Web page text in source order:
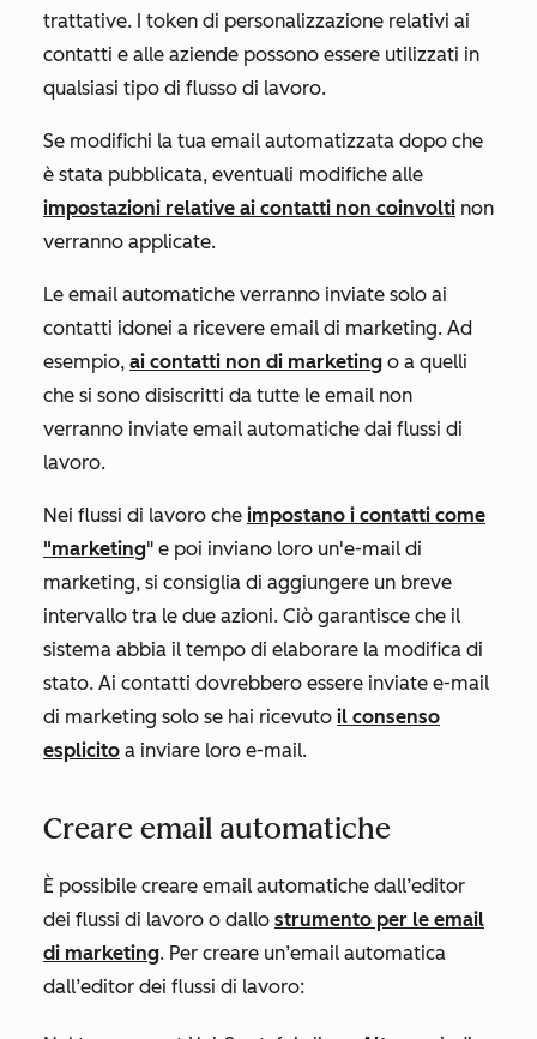
trattative. I token di personalizzazione relativi ai
contatti e alle aziende possono essere utilizzati in
qualsiasi tipo di flusso di lavoro.
Se modifichi la tua email automatizzata dopo che
è stata pubblicata, eventuali modifiche alle
impostazioni relative ai contatti non coinvolti non
verranno applicate.
Le email automatiche verranno inviate solo ai
contatti idonei a ricevere email di marketing. Ad
esempio, ai contatti non di marketing o a quelli
che si sono disiscritti da tutte le email non
verranno inviate email automatiche dai flussi di
lavoro.
Nei flussi di lavoro che impostano i contatti come
"marketing" e poi inviano loro un'e-mail di
marketing, si consiglia di aggiungere un breve
intervallo tra le due azioni. Ciò garantisce che il
sistema abbia il tempo di elaborare la modifica di
stato. Ai contatti dovrebbero essere inviate e-mail
di marketing solo se hai ricevuto il consenso
esplicito a inviare loro e-mail.
Creare email automatiche
È possibile creare email automatiche dall’editor
dei flussi di lavoro o dallo strumento per le email
di marketing. Per creare un’email automatica
dall’editor dei flussi di lavoro: